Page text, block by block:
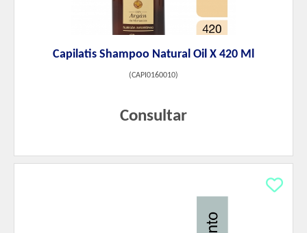
Capilatis Shampoo Natural Oil X 420 Ml
(CAPI0160010)
Consultar